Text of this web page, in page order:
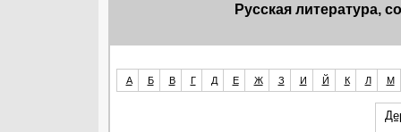
Русская литература,
А Б В Г Д Е Ж З И Й К Л М